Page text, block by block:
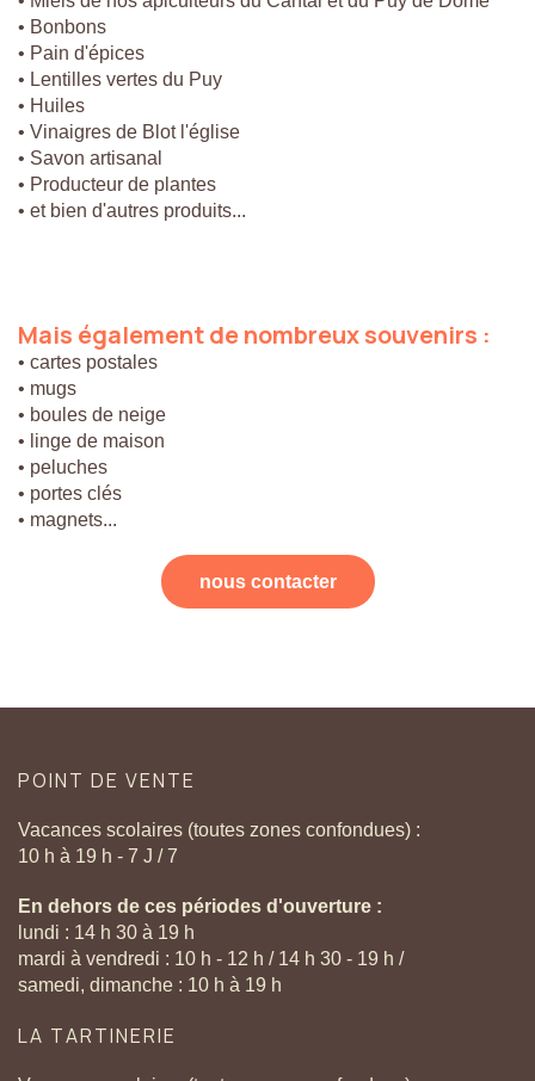
• Bonbons
• Pain d'épices
• Lentilles vertes du Puy
• Huiles
• Vinaigres de Blot l'église
• Savon artisanal
• Producteur de plantes
• et bien d'autres produits...
Mais égalementdenombreuxsouvenirs :
• cartes postales
• mugs
• boules de neige
• linge de maison
• peluches
• portes clés
• magnets...
nous contacter
POINT DE VENTE
Vacances scolaires (toutes zones confondues) :
10 h à 19 h - 7 J / 7
En dehors de ces périodes d'ouverture :
lundi : 14 h 30 à 19 h
mardi à vendredi : 10 h - 12 h / 14 h 30 - 19 h /
samedi, dimanche : 10 h à 19 h
LA TARTINERIE